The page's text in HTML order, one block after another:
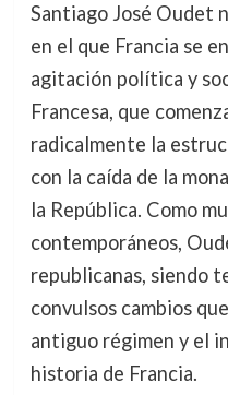
Santiago José Oudet
en el que Francia se
agitación política y
Francesa, que
radicalmente la
con la caída de la
la República. Como
contemporáneos,
republicanas, siendo
convulsos cambios
antiguo régimen y el
historia de Francia.